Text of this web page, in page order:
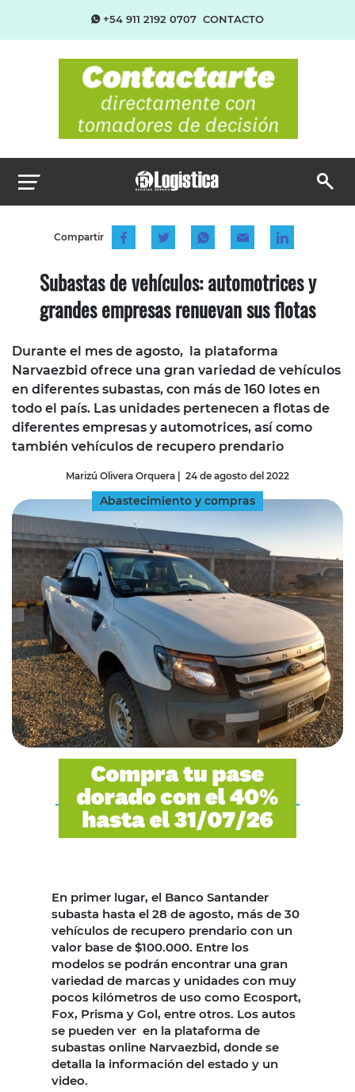
+54 911 2192 0707 CONTACTO
Compartir
Subastas de vehículos: automotrices y
grandes empresas renuevan sus flotas
Durante el mes de agosto, la plataforma
Narvaezbid ofrece una gran variedad de vehículos
en diferentes subastas, con más de 160 lotes en
todo el país. Las unidades pertenecen a flotas de
diferentes empresas y automotrices, así como
también vehículos de recupero prendario
Marizú Olivera Orquera | 24 de agosto del 2022
Abastecimiento y compras
En primer lugar, el Banco Santander
subasta hasta el 28 de agosto, más de 30
vehículos de recupero prendario con un
valor base de $100.000. Entre los
modelos se podrán encontrar una gran
variedad de marcas y unidades con muy
pocos kilómetros de uso como Ecosport,
Fox, Prisma y Gol, entre otros. Los autos
se pueden ver en la plataforma de
subastas online Narvaezbid, donde se
detalla la información del estado y un
video.